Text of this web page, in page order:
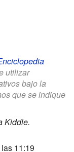
utilizar
bajo la
que se indique
Kiddle.
11:19